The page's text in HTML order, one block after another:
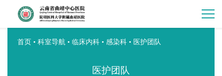
首页 • 科室导航 • 临床内科 • 感染科 • 医护团队
医护团队